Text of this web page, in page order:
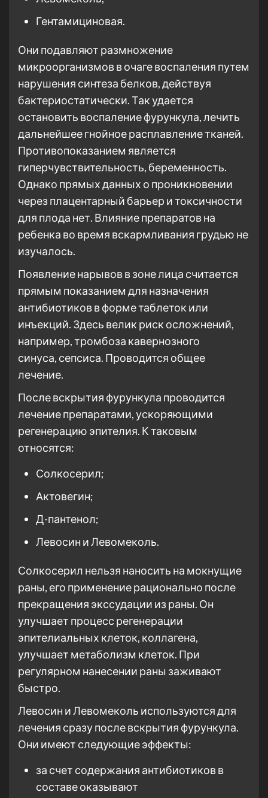
Гентамициновая.
Они подавляют размножение
микроорганизмов в очаге воспаления путем
нарушения синтеза белков, действуя
бактериостатически. Так удается
остановить воспаление фурункула, лечить
дальнейшее гнойное расплавление тканей.
Противопоказанием является
гиперчувствительность, беременность.
Однако прямых данных о проникновении
через плацентарный барьер и токсичности
для плода нет. Влияние препаратов на
ребенка во время вскармливания грудью не
изучалось.
Появление нарывов в зоне лица считается
прямым показанием для назначения
антибиотиков в форме таблеток или
инъекций. Здесь велик риск осложнений,
например, тромбоза кавернозного
синуса, сепсиса. Проводится общее
лечение.
После вскрытия фурункула проводится
лечение препаратами, ускоряющими
регенерацию эпителия. К таковым
относятся:
Солкосерил;
Актовегин;
Д-пантенол;
Левосин и Левомеколь.
Солкосерил нельзя наносить на мокнущие
раны, его применение рационально после
прекращения экссудации из раны. Он
улучшает процесс регенерации
эпителиальных клеток, коллагена,
улучшает метаболизм клеток. При
регулярном нанесении раны заживают
быстро.
Левосин и Левомеколь используются для
лечения сразу после вскрытия фурункула.
Они имеют следующие эффекты:
за счет содержания антибиотиков в
составе оказывают